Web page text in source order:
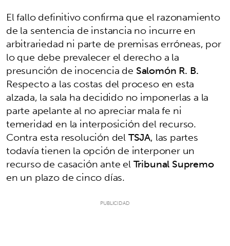
El fallo definitivo confirma que el razonamiento
de la sentencia de instancia no incurre en
arbitrariedad ni parte de premisas erróneas, por
lo que debe prevalecer el derecho a la
presunción de inocencia de Salomón R. B.
Respecto a las costas del proceso en esta
alzada, la sala ha decidido no imponerlas a la
parte apelante al no apreciar mala fe ni
temeridad en la interposición del recurso.
Contra esta resolución delTSJA, las partes
todavía tienen la opción de interponer un
recurso de casación ante elTribunal Supremo
en un plazo de cinco días.